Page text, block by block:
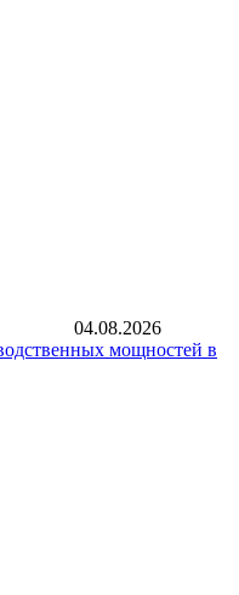
04.08.2026
мощностей в